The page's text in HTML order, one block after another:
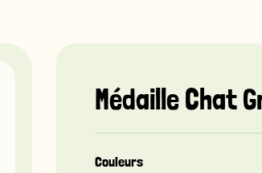
Médaille Chat
Couleurs